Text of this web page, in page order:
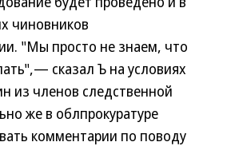
чиновников
"Мы просто не знаем, что
сказал Ъ на условиях
из членов следственной
же в облпрокуратуре
комментарии по поводу